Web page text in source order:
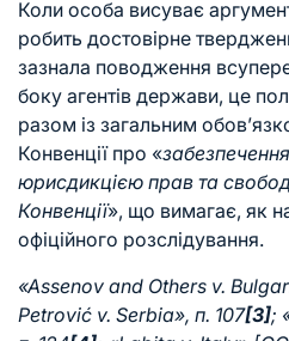
Коли особа висуває
робить достовірне
зазнала поводження
боку агентів держави, це
разом із загальним
Конвенції про «
юрисдикцією прав та
Конвенції», що вимагає, як
офіційного розслідування.
«Assenov and Others v.
Petrović v. Serbia», п. 107[3];